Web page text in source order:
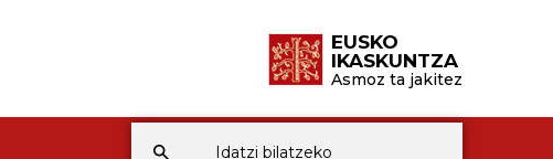
EUSKO
IKASKUNTZA
Asmoz ta jakitez